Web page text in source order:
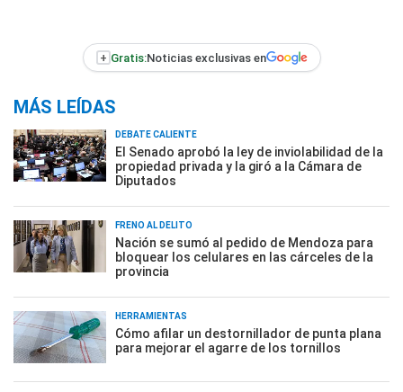
+ Gratis:Noticias exclusivas en
MÁS LEÍDAS
DEBATE CALIENTE
El Senado aprobó la ley de inviolabilidad de la
propiedad privada y la giró a la Cámara de
Diputados
FRENO AL DELITO
Nación se sumó al pedido de Mendoza para
bloquear los celulares en las cárceles de la
provincia
HERRAMIENTAS
Cómo afilar un destornillador de punta plana
para mejorar el agarre de los tornillos